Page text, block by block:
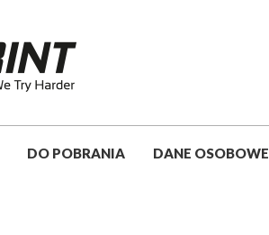
DO POBRANIA DANE OSOBOWE